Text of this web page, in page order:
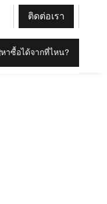
ติดต่อเรา
หาซื้อได้จากที่ไหน?